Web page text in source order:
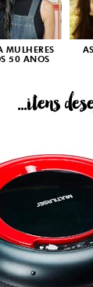
MULHERES
50 ANOS
...itens